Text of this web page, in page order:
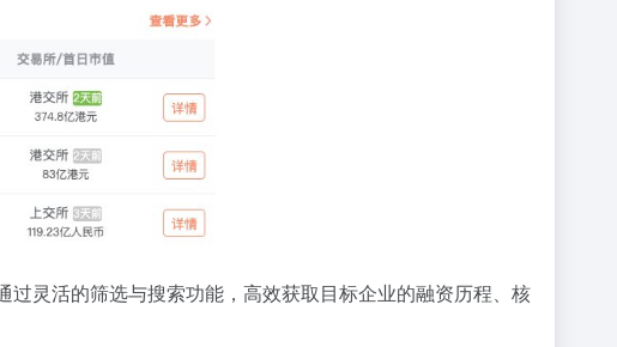
灵活的筛选与搜索功能，高效获取目标企业的融资历程、核